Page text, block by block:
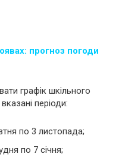
прогноз погоди
графік шкільного
періоди:
по 3 листопада;
по 7 січня;